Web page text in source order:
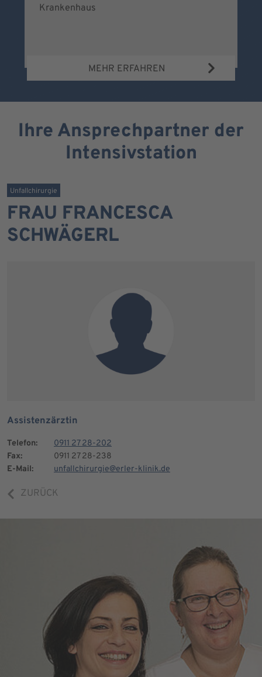
Krankenhaus
MEHR ERFAHREN
Ihre Ansprechpartner der
Intensivstation
Unfallchirurgie
FRAU FRANCESCA
SCHWÄGERL
Assistenzärztin
Telefon:
0911 27 28-202
Fax:
0911 27 28-238
E-Mail:
unfallchirurgie@erler-klinik.de
ZURÜCK